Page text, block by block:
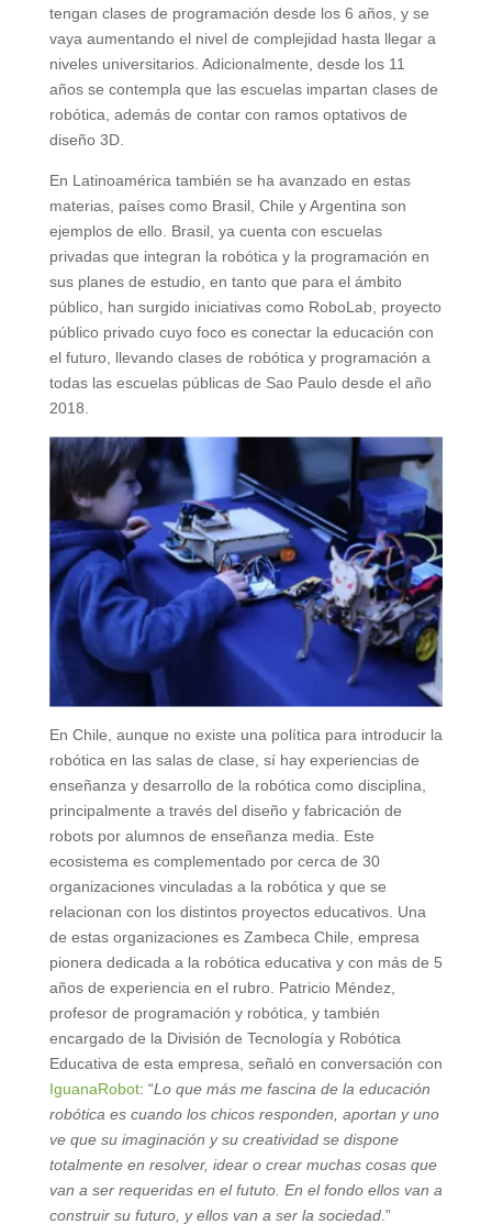
tengan clases de programación desde los 6 años, y se
vaya aumentando el nivel de complejidad hasta llegar a
niveles universitarios. Adicionalmente, desde los 11
años se contempla que las escuelas impartan clases de
robótica, además de contar con ramos optativos de
diseño 3D.
En Latinoamérica también se ha avanzado en estas
materias, países como Brasil, Chile y Argentina son
ejemplos de ello. Brasil, ya cuenta con escuelas
privadas que integran la robótica y la programación en
sus planes de estudio, en tanto que para el ámbito
público, han surgido iniciativas como RoboLab, proyecto
público privado cuyo foco es conectar la educación con
el futuro, llevando clases de robótica y programación a
todas las escuelas públicas de Sao Paulo desde el año
2018.
En Chile, aunque no existe una política para introducir la
robótica en las salas de clase, sí hay experiencias de
enseñanza y desarrollo de la robótica como disciplina,
principalmente a través del diseño y fabricación de
robots por alumnos de enseñanza media. Este
ecosistema es complementado por cerca de 30
organizaciones vinculadas a la robótica y que se
relacionan con los distintos proyectos educativos. Una
de estas organizaciones es Zambeca Chile, empresa
pionera dedicada a la robótica educativa y con más de 5
años de experiencia en el rubro. Patricio Méndez,
profesor de programación y robótica, y también
encargado de la División de Tecnología y Robótica
Educativa de esta empresa, señaló en conversación con
IguanaRobot: “Lo que más me fascina de la educación
robótica es cuando los chicos responden, aportan y uno
ve que su imaginación y su creatividad se dispone
totalmente en resolver, idear o crear muchas cosas que
van a ser requeridas en el fututo. En el fondo ellos van a
construir su futuro, y ellos van a ser la sociedad.”